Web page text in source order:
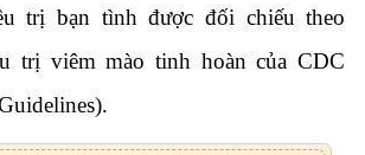
trị bạn tình được đối chiếu theo
trị viêm mào tinh hoàn của CDC
.